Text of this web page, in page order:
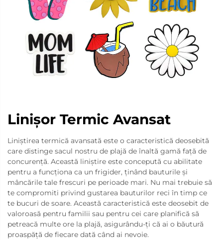
Linișor Termic Avansat
Liniștirea termică avansată este o caracteristică deosebită
care distinge sacul nostru de plajă de înaltă gamă față de
concurență. Această liniștire este concepută cu abilitate
pentru a funcționa ca un frigider, ținând bauturile și
mâncările tale frescuri pe perioade mari. Nu mai trebuie să
te compromiti privind gustarea bauturilor reci în timp ce
te bucuri de soare. Această caracteristică este deosebit de
valoroasă pentru familii sau pentru cei care planifică să
petreacă multe ore la plajă, asigurându-ți că ai o băutură
proaspăță de fiecare dată când ai nevoie.